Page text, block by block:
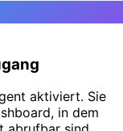
aktiviert. Sie
in dem